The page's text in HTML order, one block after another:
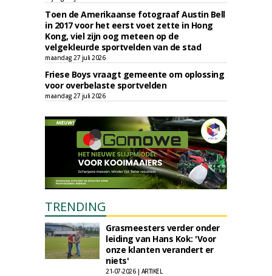
Toen de Amerikaanse fotograaf Austin Bell
in 2017 voor het eerst voet zette in Hong
Kong, viel zijn oog meteen op de
velgekleurde sportvelden van de stad
maandag 27 juli 2026
Friese Boys vraagt gemeente om oplossing
voor overbelaste sportvelden
maandag 27 juli 2026
TRENDING
Grasmeesters verder onder
leiding van Hans Kok: 'Voor
onze klanten verandert er
niets'
21-07-2026 | ARTIKEL